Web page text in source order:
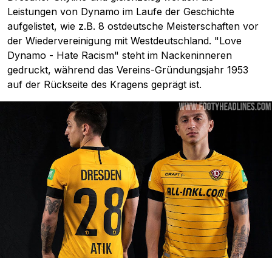
Leistungen von Dynamo im Laufe der Geschichte
aufgelistet, wie z.B. 8 ostdeutsche Meisterschaften vor
der Wiedervereinigung mit Westdeutschland. "Love
Dynamo - Hate Racism" steht im Nackeninneren
gedruckt, während das Vereins-Gründungsjahr 1953
auf der Rückseite des Kragens geprägt ist.